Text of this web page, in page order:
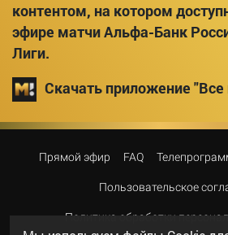
контентом, на котором
эфире матчи Альфа-Банк
Лиги.
Скачать приложение
Прямой эфир FAQ
Пользовательское
Политика обработки